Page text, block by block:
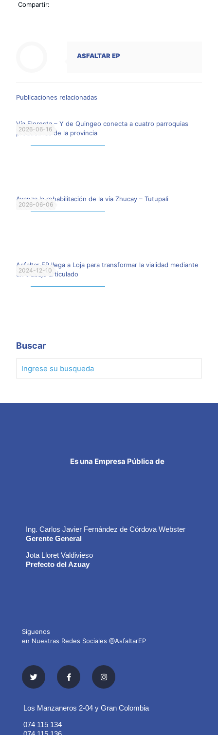
Compartir:
ASFALTAR EP
Publicaciones relacionadas
2026-06-16
Vía Floresta – Y de Quingeo conecta a cuatro parroquias
productivas de la provincia
2026-06-06
Avanza la rehabilitación de la vía Zhucay – Tutupali
2024-12-10
Asfaltar EP llega a Loja para transformar la vialidad mediante
un trabajo articulado
Buscar
Es una Empresa Pública de
Ing. Carlos Javier Fernández de Córdova Webster
Gerente General
Jota Lloret Valdivieso
Prefecto del Azuay
Siguenos
en Nuestras Redes Sociales @AsfaltarEP
Los Manzaneros 2-04 y Gran Colombia
074 115 134